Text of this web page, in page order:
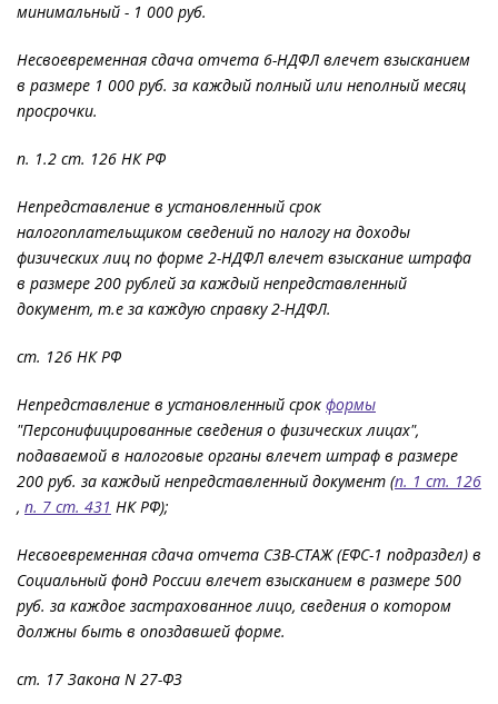
минимальный - 1 000 руб.
Несвоевременная сдача отчета 6-НДФЛ влечет взысканием
в размере 1 000 руб. за каждый полный или неполный месяц
просрочки.
п. 1.2 ст. 126 НК РФ
Непредставление в установленный срок
налогоплательщиком сведений по налогу на доходы
физических лиц по форме 2-НДФЛ влечет взыскание штрафа
в размере 200 рублей за каждый непредставленный
документ, т.е за каждую справку 2-НДФЛ.
ст. 126 НК РФ
Непредставление в установленный срок формы
"Персонифицированные сведения о физических лицах",
подаваемой в налоговые органы влечет штраф в размере
200 руб. за каждый непредставленный документ (п. 1 ст. 126
, п. 7 ст. 431 НК РФ);
Несвоевременная сдача отчета СЗВ-СТАЖ (ЕФС-1 подраздел) в
Социальный фонд России влечет взысканием в размере 500
руб. за каждое застрахованное лицо, сведения о котором
должны быть в опоздавшей форме.
ст. 17 Закона N 27-ФЗ